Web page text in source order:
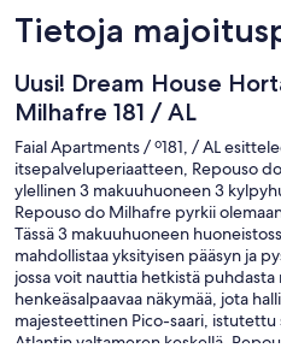
Tietoja
Uusi! Dream House
Milhafre 181 / AL
Faial Apartments / º181, / AL
itsepalveluperiaatteen, Repouso
ylellinen 3 makuuhuoneen 3
Repouso do Milhafre pyrkii
Tässä 3 makuuhuoneen
mahdollistaa yksityisen pääsyn ja
jossa voit nauttia hetkistä
henkeäsalpaavaa näkymää, jota
majesteettinen Pico-saari, istutettu
Atlantin valtameren keskellä.